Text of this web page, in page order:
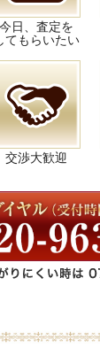
今日、査定を
てもらいたい
交渉大歓迎